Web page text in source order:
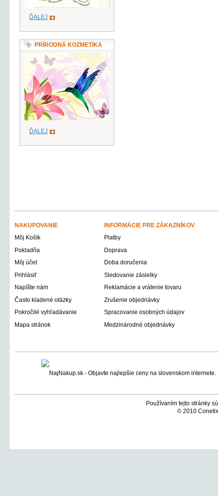
ĎALEJ
PRÍRODNÁ KOZMETIKA
ĎALEJ
NAKUPOVANIE
INFORMÁCIE PRE ZÁKAZNÍKOV
Môj Košík
Platby
Pokladňa
Doprava
Môj účet
Doba doručenia
Prihlásiť
Sledovanie zásielky
Napíšte nám
Reklamácie a vrátenie tovaru
Často kladené otázky
Zrušenie objednávky
Pokročilé vyhľadávanie
Spracovanie osobných údajov
Mapa stránok
Medzinárodné objednávky
Používaním tejto stránky
© 2010